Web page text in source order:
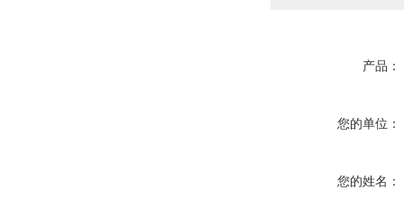
产品：
您的单位：
您的姓名：